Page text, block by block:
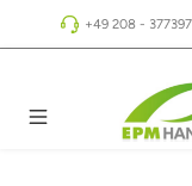
Zum Hauptinhalt
+49 208 -